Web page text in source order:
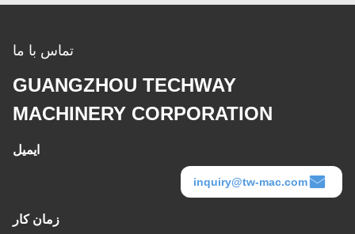
تماس با ما
GUANGZHOU TECHWAY
MACHINERY CORPORATION
ایمیل
inquiry@tw-mac.com
زمان کار